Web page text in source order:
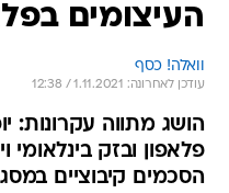
העיצומים
וואלה! כסף
עודכן לאחרונה: 1.11.2021 / 12:38
הושג מתווה עקרונות:
פלאפון ובזק בינלאומי
הסכמים קיבוציים